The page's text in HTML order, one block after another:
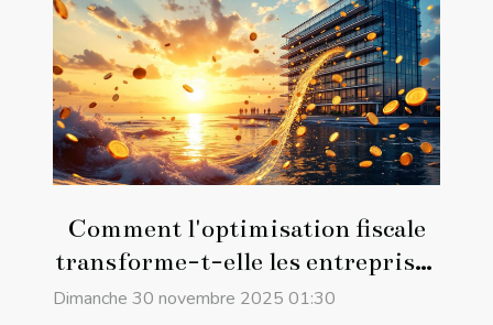
Comment l'optimisation fiscale
transforme-t-elle les entreprises
offshore ?
Dimanche 30 novembre 2025 01:30